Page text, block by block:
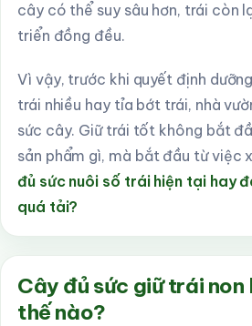
cây có thể suy sâu hơn, trái còn
triển đồng đều.
Vì vậy, trước khi quyết định
trái nhiều hay tỉa bớt trái, nhà
sức cây. Giữ trái tốt không bắt
sản phẩm gì, mà bắt đầu từ việc
đủ sức nuôi số trái hiện tại hay
quá tải?
Cây đủ sức giữ trái non
thế nào?